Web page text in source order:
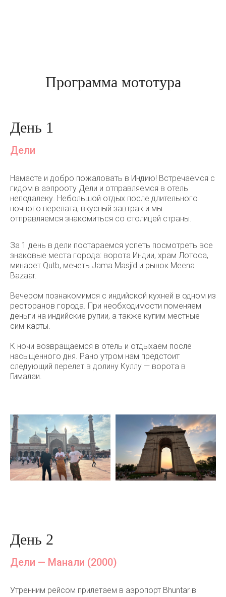
Программа мототура
День 1
Дели
Намаcте и добро пожаловать в Индию! Встречаемся с
гидом в аэпрооту Дели и отправляемся в отель
неподалеку. Небольшой отдых после длительного
ночного перелата, вкусный завтрак и мы
отправляемся знакомиться со столицей страны.
За 1 день в дели постараемся успеть посмотреть все
знаковые места города: ворота Индии, храм Лотоса,
минарет Qutb, мечеть Jama Masjid и рынок Meena
Bazaar.
Вечером познакомимся с индийской кухней в одном из
ресторанов города. При необходимости поменяем
деньги на индийские рупии, а также купим местные
сим-карты.
К ночи возвращаемся в отель и отдыхаем после
насыщенного дня. Рано утром нам предстоит
следующий перелет в долину Куллу — ворота в
Гималаи.
День 2
Дели — Манали (2000)
Утренним рейсом прилетаем в аэропорт Bhuntar в